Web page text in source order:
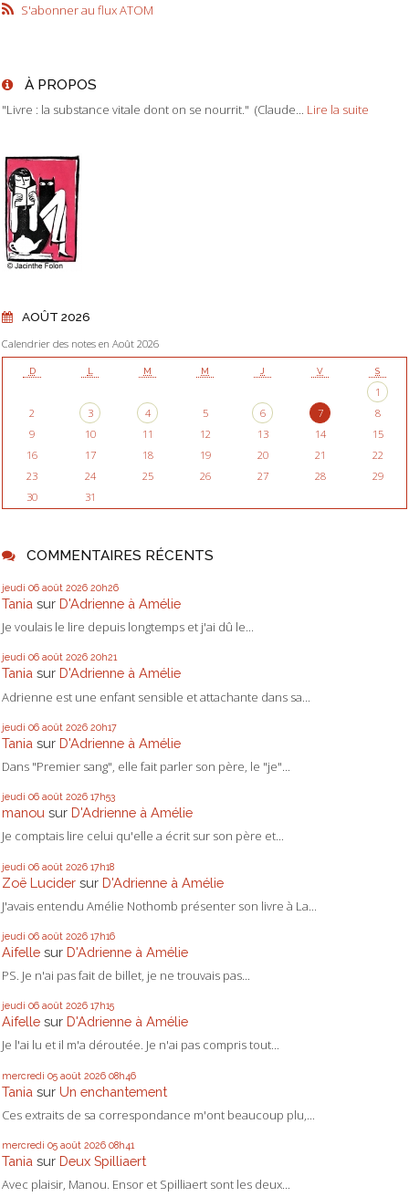
S'abonner au flux ATOM
À PROPOS
"Livre : la substance vitale dont on se nourrit." (Claude... Lire la suite
AOÛT 2026
Calendrier des notes en Août 2026
D L M M J V S
1
2
3 4 5 6 7
8
9
10 11 12 13 14
15
16
17 18 19 20 21
22
23
24 25 26 27 28
29
30
31
COMMENTAIRES RÉCENTS
jeudi 06 août 2026 20h26
Tania sur D'Adrienne à Amélie
Je voulais le lire depuis longtemps et j'ai dû le...
jeudi 06 août 2026 20h21
Tania sur D'Adrienne à Amélie
Adrienne est une enfant sensible et attachante dans sa...
jeudi 06 août 2026 20h17
Tania sur D'Adrienne à Amélie
Dans "Premier sang", elle fait parler son père, le "je"...
jeudi 06 août 2026 17h53
manou sur D'Adrienne à Amélie
Je comptais lire celui qu'elle a écrit sur son père et...
jeudi 06 août 2026 17h18
Zoë Lucider sur D'Adrienne à Amélie
J'avais entendu Amélie Nothomb présenter son livre à La...
jeudi 06 août 2026 17h16
Aifelle sur D'Adrienne à Amélie
PS. Je n'ai pas fait de billet, je ne trouvais pas...
jeudi 06 août 2026 17h15
Aifelle sur D'Adrienne à Amélie
Je l'ai lu et il m'a déroutée. Je n'ai pas compris tout...
mercredi 05 août 2026 08h46
Tania sur Un enchantement
Ces extraits de sa correspondance m'ont beaucoup plu,...
mercredi 05 août 2026 08h41
Tania sur Deux Spilliaert
Avec plaisir, Manou. Ensor et Spilliaert sont les deux...